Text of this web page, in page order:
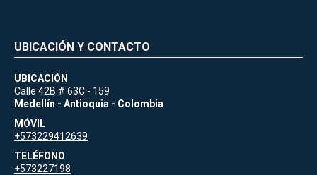
UBICACIÓN Y CONTACTO
UBICACIÓN
Calle 42B # 63C - 159
Medellín - Antioquia - Colombia
MÓVIL
+573229412639
TELÉFONO
+573227198